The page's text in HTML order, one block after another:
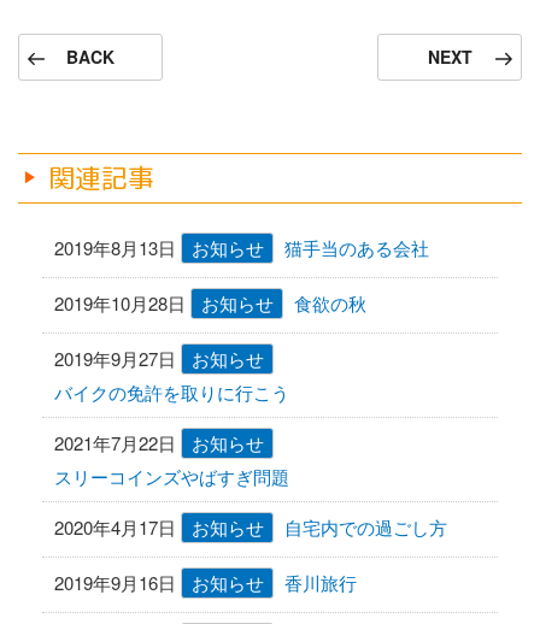
e
b
o
k
er
投
稿
ゲ
ー
ョ
前
の
BACK
の
NEXT
関連記事
2019年8月13日 お知らせ 猫手当のある会社
2019年10月28日 お知らせ 食欲の秋
2019年9月27日
お知らせ
バイクの免許を取りに行こう
2021年7月22日
お知らせ
スリーコインズやばすぎ問題
2020年4月17日
お知らせ 自宅内での過ごし方
2019年9月16日 お知らせ 香川旅行